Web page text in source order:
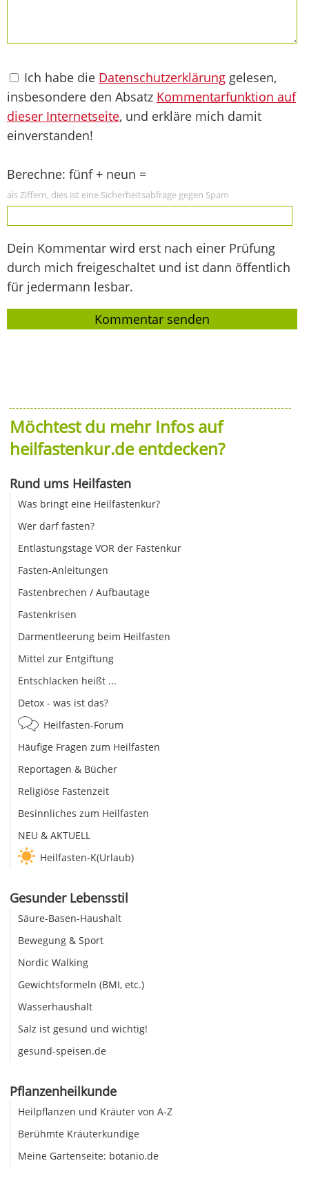
Ich habe die Datenschutzerklärung gelesen,
insbesondere den Absatz Kommentarfunktion auf
dieser Internetseite, und erkläre mich damit
einverstanden!
Berechne: fünf + neun =
als Ziffern, dies ist eine Sicherheitsabfrage gegen Spam
Dein Kommentar wird erst nach einer Prüfung
durch mich freigeschaltet und ist dann öffentlich
für jedermann lesbar.
Möchtest du mehr Infos auf
heilfastenkur.de entdecken?
Rund ums Heilfasten
Was bringt eine Heilfastenkur?
Wer darf fasten?
Entlastungstage VOR der Fastenkur
Fasten-Anleitungen
Fastenbrechen / Aufbautage
Fastenkrisen
Darmentleerung beim Heilfasten
Mittel zur Entgiftung
Entschlacken heißt ...
Detox - was ist das?
Heilfasten-Forum
Häufige Fragen zum Heilfasten
Reportagen & Bücher
Religiöse Fastenzeit
Besinnliches zum Heilfasten
NEU & AKTUELL
Heilfasten-K(Urlaub)
Gesunder Lebensstil
Säure-Basen-Haushalt
Bewegung & Sport
Nordic Walking
Gewichtsformeln (BMI, etc.)
Wasserhaushalt
Salz ist gesund und wichtig!
gesund-speisen.de
Pflanzenheilkunde
Heilpflanzen und Kräuter von A-Z
Berühmte Kräuterkundige
Meine Gartenseite: botanio.de